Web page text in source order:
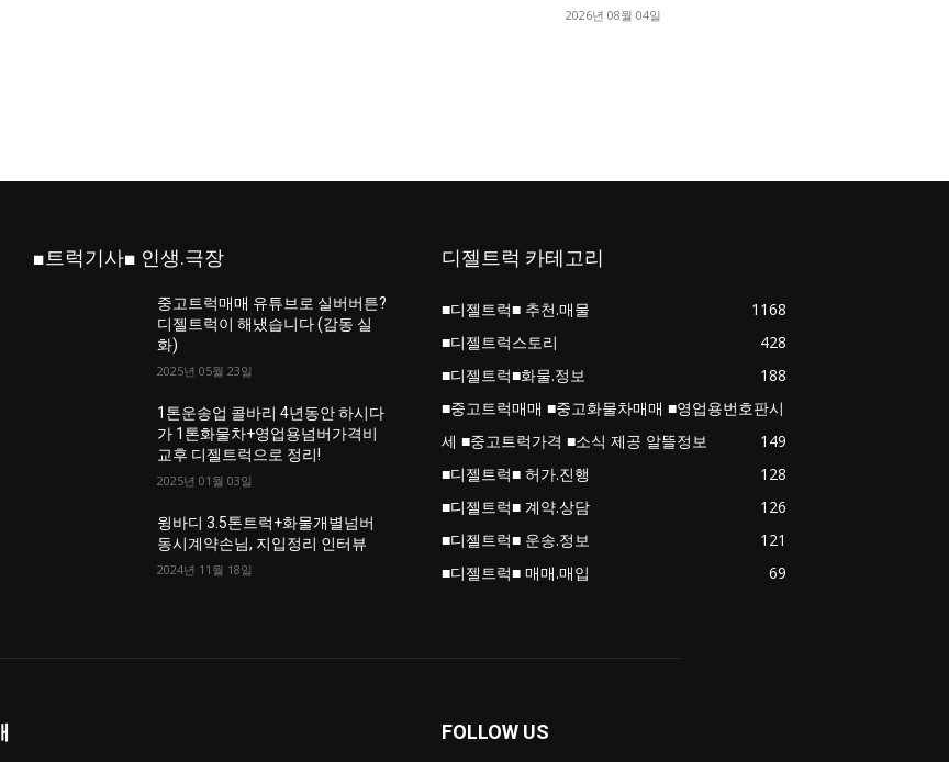
2026년 08월 04일
■트럭기사■ 인생.극장
중고트럭매매 유튜브로 실버버튼?
디젤트럭이 해냈습니다 (감동 실
화)
2025년 05월 23일
1톤운송업 콜바리 4년동안 하시다
가 1톤화물차+영업용넘버가격비
교후 디젤트럭으로 정리!
2025년 01월 03일
윙바디 3.5톤트럭+화물개별넘버
동시계약손님, 지입정리 인터뷰
2024년 11월 18일
디젤트럭 카테고리
■디젤트럭■ 추천.매물
1168
■디젤트럭스토리
428
■디젤트럭■화물.정보
188
■중고트럭매매 ■중고화물차매매 ■영업용번호판시
세 ■중고트럭가격 ■소식 제공 알뜰정보
149
■디젤트럭■ 허가.진행
128
■디젤트럭■ 계약.상담
126
■디젤트럭■ 운송.정보
121
■디젤트럭■ 매매.매입
69
FOLLOW US